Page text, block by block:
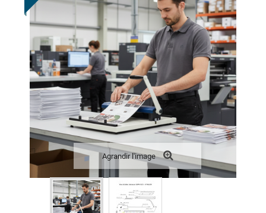
Agrandir l'image